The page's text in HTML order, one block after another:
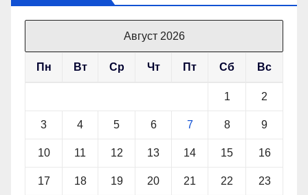
Август 2026
Пн Вт Ср Чт Пт Сб Вс
1 2
3 4 5 6 7 8 9
10 11 12 13 14 15 16
17 18 19 20 21 22 23